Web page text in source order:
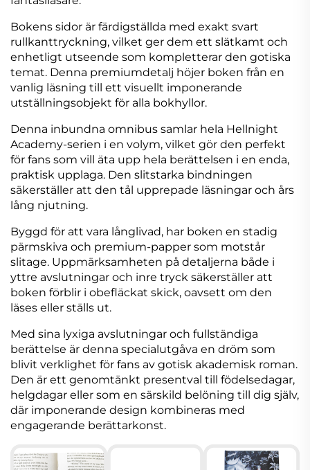
Bokens sidor är färdigställda med exakt svart
rullkanttryckning, vilket ger dem ett slätkamt och
enhetligt utseende som kompletterar den gotiska
temat. Denna premiumdetalj höjer boken från en
vanlig läsning till ett visuellt imponerande
utställningsobjekt för alla bokhyllor.
Denna inbundna omnibus samlar hela Hellnight
Academy-serien i en volym, vilket gör den perfekt
för fans som vill äta upp hela berättelsen i en enda,
praktisk upplaga. Den slitstarka bindningen
säkerställer att den tål upprepade läsningar och års
lång njutning.
Byggd för att vara långlivad, har boken en stadig
pärmskiva och premium-papper som motstår
slitage. Uppmärksamheten på detaljerna både i
yttre avslutningar och inre tryck säkerställer att
boken förblir i obefläckat skick, oavsett om den
läses eller ställs ut.
Med sina lyxiga avslutningar och fullständiga
berättelse är denna specialutgåva en dröm som
blivit verklighet för fans av gotisk akademisk roman.
Den är ett genomtänkt presentval till födelsedagar,
helgdagar eller som en särskild belöning till dig själv,
där imponerande design kombineras med
engagerande berättarkonst.